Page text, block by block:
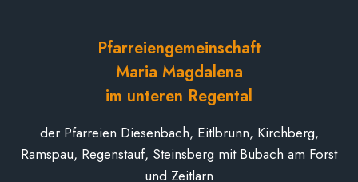
Pfarreiengemeinschaft
Maria Magdalena
im unteren Regental
der Pfarreien Diesenbach, Eitlbrunn, Kirchberg,
Ramspau, Regenstauf, Steinsberg mit Bubach am Forst
und Zeitlarn